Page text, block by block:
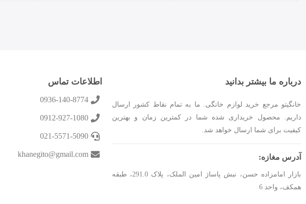
درباره ما بیشتر بدانید
خانگیتو مرجع خرید لوازم خانگی. ما به تمام نقاط کشور ارسال
داریم. محصول خریداری شده شما در کمترین زمان و بهترین
کیفیت برای شما ارسال خواهد شد.
آدرس مغازه:
بازار امامزاده حسن، نبش پاساژ امین الملک، پلاک 291.0، طبقه
همکف، واحد 6
اطلاعات تماس
0936-140-8774
0912-927-1080
021-5571-5090
khanegito@gmail.com